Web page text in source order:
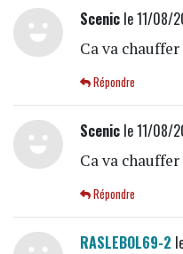
Scenicle 11/08/
Ca va chauffer
Répondre
Scenicle 11/08/
Ca va chauffer
Répondre
RASLEBOL69-2